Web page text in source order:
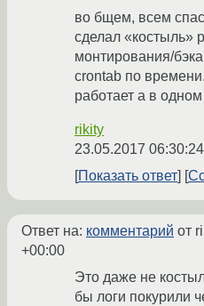
во бщем, всем
сделал «костыль»
монтирования/
crontab по
работает а в одном
rikity
23.05.2017
Показать ответ
Ответ на: комментарий от
+00:00
Это даже не
бы логи покурили